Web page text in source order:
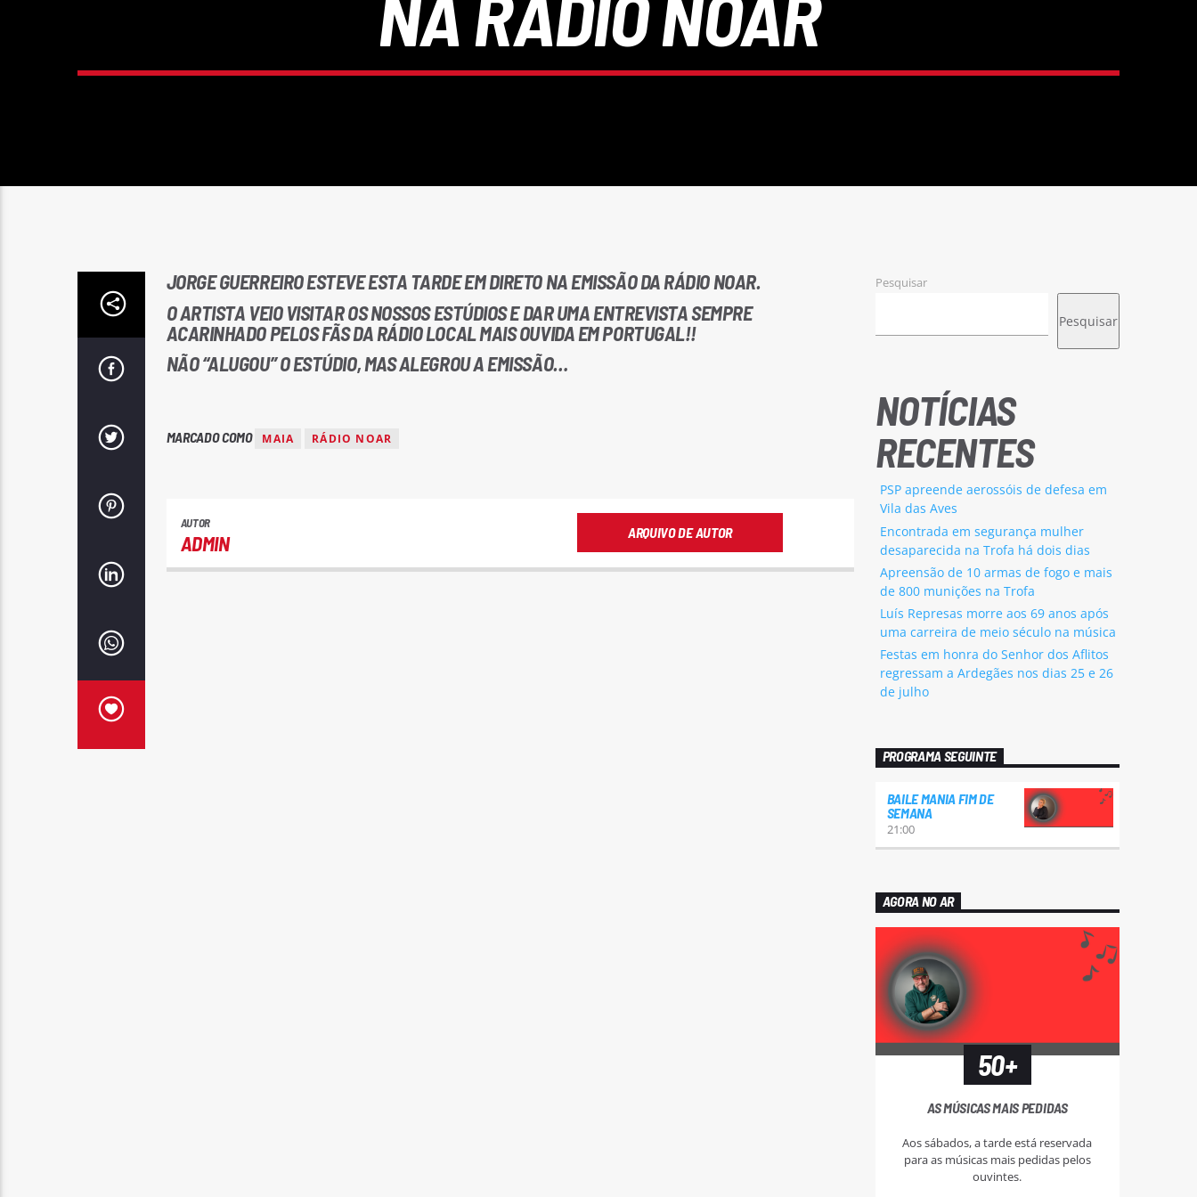
JORGE GUERREIRO ESTEVE ESTA TARDE EM DIRETO NA EMISSÃO DA RÁDIO NOAR.
O ARTISTA VEIO VISITAR OS NOSSOS ESTÚDIOS E DAR UMA ENTREVISTA SEMPRE
ACARINHADO PELOS FÃS DA RÁDIO LOCAL MAIS OUVIDA EM PORTUGAL!!
NÃO “ALUGOU” O ESTÚDIO, MAS ALEGROU A EMISSÃO…
MARCADO COMO MAIA RÁDIO NOAR
AUTOR
ADMIN ARQUIVO DE AUTOR
Pesquisar
Pesquisar
NOTÍCIAS
RECENTES
PSP apreende aerossóis de defesa em
Vila das Aves
Encontrada em segurança mulher
desaparecida na Trofa há dois dias
Apreensão de 10 armas de fogo e mais
de 800 munições na Trofa
Luís Represas morre aos 69 anos após
uma carreira de meio século na música
Festas em honra do Senhor dos Aflitos
regressam a Ardegães nos dias 25 e 26
de julho
PROGRAMA SEGUINTE
BAILE MANIA FIM DE
SEMANA
21:00
AGORA NO AR
50+
AS MÚSICAS MAIS PEDIDAS
Aos sábados, a tarde está reservada
para as músicas mais pedidas pelos
ouvintes.